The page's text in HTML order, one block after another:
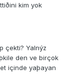
kim yok
çekti? Yalnýz
den ve birçok
içinde yaþayan